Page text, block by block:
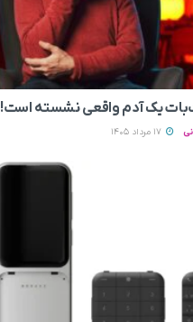
یک آدم واقعی نشسته است!